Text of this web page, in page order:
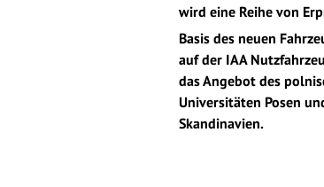
wird eine Reihe von
Basis des neuen
auf der IAA
das Angebot des
Universitäten Posen
Skandinavien.